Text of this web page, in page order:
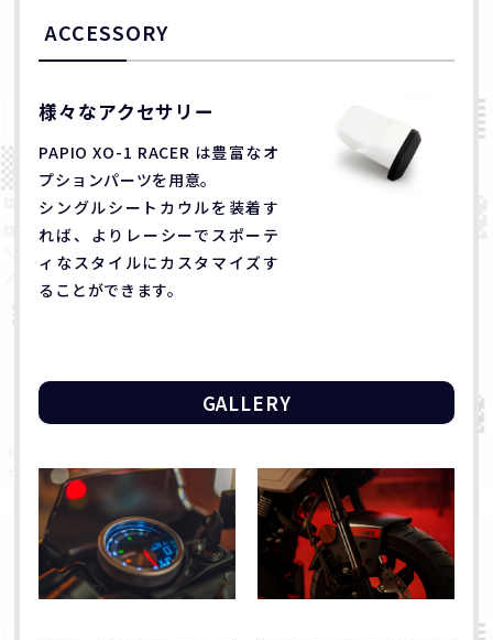
ACCESSORY
様々なアクセサリー
PAPIO XO-1 RACER は豊富なオ
プションパーツを用意。
シングルシートカウルを装着す
れば、よりレーシーでスポーテ
ィなスタイルにカスタマイズす
ることができます。
GALLERY